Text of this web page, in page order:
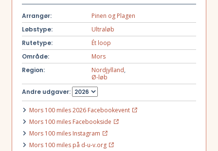
Arrangør:
Pinen og Plagen
Løbstype:
Ultraløb
Rutetype:
Ét loop
Område:
Mors
Region:
Nordjylland,
Ø-løb
Andre udgaver:
Mors 100 miles 2026 Facebookevent
Mors 100 miles Facebookside
Mors 100 miles Instagram
Mors 100 miles på d-u-v.org